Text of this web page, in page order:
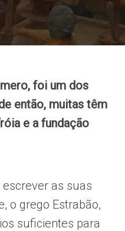
foi um dos
então, muitas têm
e a fundação
as suas
o grego Estrabão,
suficientes para